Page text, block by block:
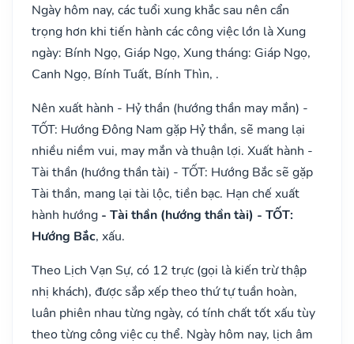
Ngày hôm nay, các tuổi xung khắc sau nên cẩn
trọng hơn khi tiến hành các công việc lớn là Xung
ngày: Bính Ngọ, Giáp Ngọ, Xung tháng: Giáp Ngọ,
Canh Ngọ, Bính Tuất, Bính Thìn, .
Nên xuất hành - Hỷ thần (hướng thần may mắn) -
TỐT: Hướng Đông Nam gặp Hỷ thần, sẽ mang lại
nhiều niềm vui, may mắn và thuận lợi. Xuất hành -
Tài thần (hướng thần tài) - TỐT: Hướng Bắc sẽ gặp
Tài thần, mang lại tài lộc, tiền bạc. Hạn chế xuất
hành hướng - Tài thần (hướng thần tài) - TỐT:
Hướng Bắc, xấu.
Theo Lịch Vạn Sự, có 12 trực (gọi là kiến trừ thập
nhị khách), được sắp xếp theo thứ tự tuần hoàn,
luân phiên nhau từng ngày, có tính chất tốt xấu tùy
theo từng công việc cụ thể. Ngày hôm nay, lịch âm